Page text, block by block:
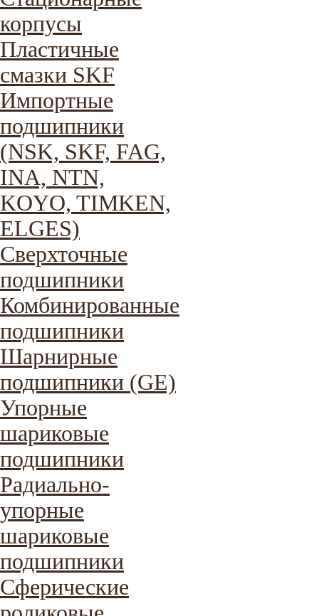
корпусы
Пластичные
смазки SKF
Импортные
подшипники
(NSK, SKF, FAG,
INA, NTN,
KOYO, TIMKEN,
ELGES)
Сверхточные
подшипники
Комбинированные
подшипники
Шарнирные
подшипники (GE)
Упорные
шариковые
подшипники
Радиально-
упорные
шариковые
подшипники
Сферические